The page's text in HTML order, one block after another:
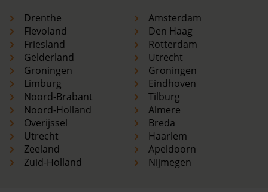
Drenthe
Flevoland
Friesland
Gelderland
Groningen
Limburg
Noord-Brabant
Noord-Holland
Overijssel
Utrecht
Zeeland
Zuid-Holland
Amsterdam
Den Haag
Rotterdam
Utrecht
Groningen
Eindhoven
Tilburg
Almere
Breda
Haarlem
Apeldoorn
Nijmegen